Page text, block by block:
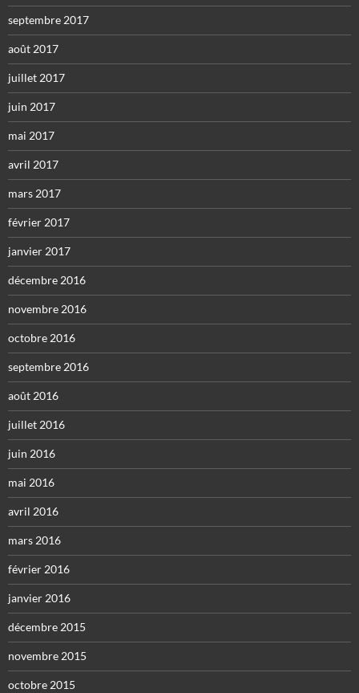
septembre 2017
août 2017
juillet 2017
juin 2017
mai 2017
avril 2017
mars 2017
février 2017
janvier 2017
décembre 2016
novembre 2016
octobre 2016
septembre 2016
août 2016
juillet 2016
juin 2016
mai 2016
avril 2016
mars 2016
février 2016
janvier 2016
décembre 2015
novembre 2015
octobre 2015